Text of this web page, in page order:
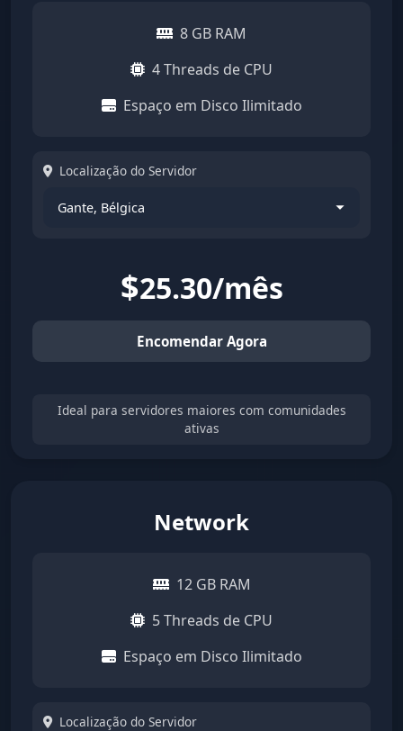
8 GB RAM
4 Threads de CPU
Espaço em Disco Ilimitado
Localização do Servidor
$25.30/mês
Encomendar Agora
Ideal para servidores maiores com comunidades
ativas
Network
12 GB RAM
5 Threads de CPU
Espaço em Disco Ilimitado
Localização do Servidor